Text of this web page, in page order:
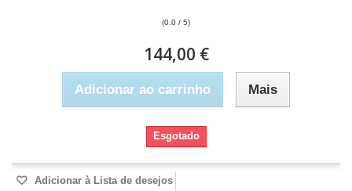
(0.0 / 5)
144,00 €
Adicionar ao carrinho Mais
Esgotado
Adicionar à Lista de desejos